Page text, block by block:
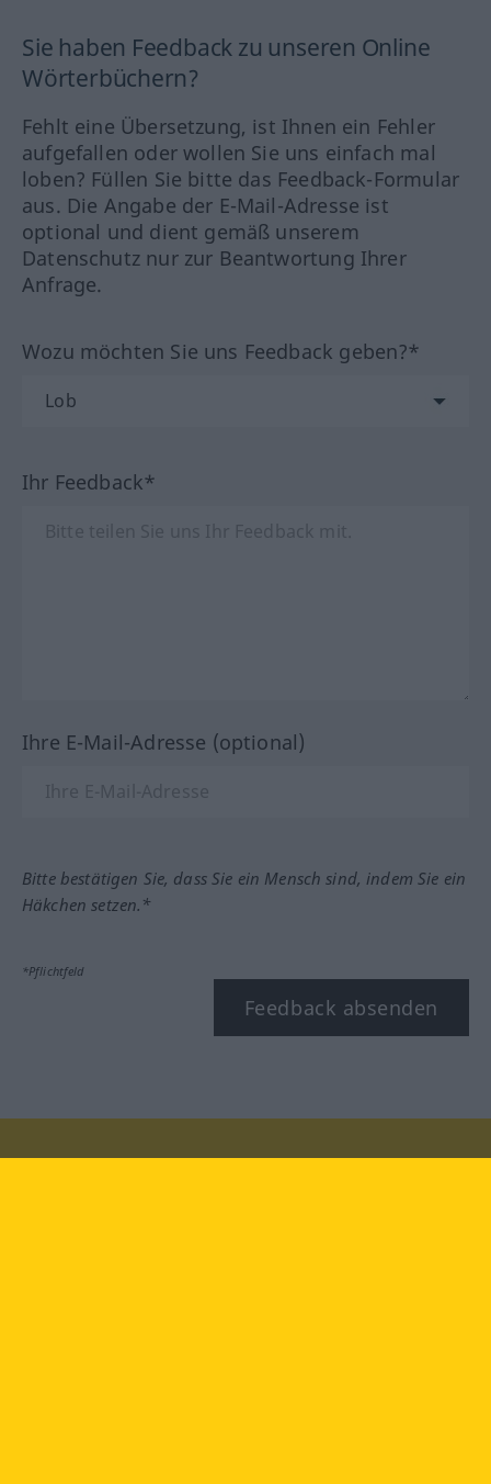
Sie haben Feedback zu unseren Online
Wörterbüchern?
Fehlt eine Übersetzung, ist Ihnen ein Fehler
aufgefallen oder wollen Sie uns einfach mal
loben? Füllen Sie bitte das Feedback-Formular
aus. Die Angabe der E-Mail-Adresse ist
optional und dient gemäß unserem
Datenschutz nur zur Beantwortung Ihrer
Anfrage.
Wozu möchten Sie uns Feedback geben?*
Ihr Feedback*
Ihre E-Mail-Adresse (optional)
Bitte bestätigen Sie, dass Sie ein Mensch sind, indem Sie ein
Häkchen setzen.*
*Pflichtfeld
Feedback absenden